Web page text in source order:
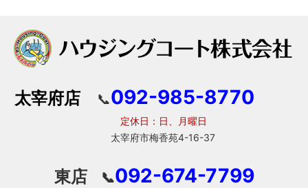
太宰府店 📞092-985-8770
定休日：日、月曜日
太宰府市梅香苑4-16-37
東店 📞092-674-7799